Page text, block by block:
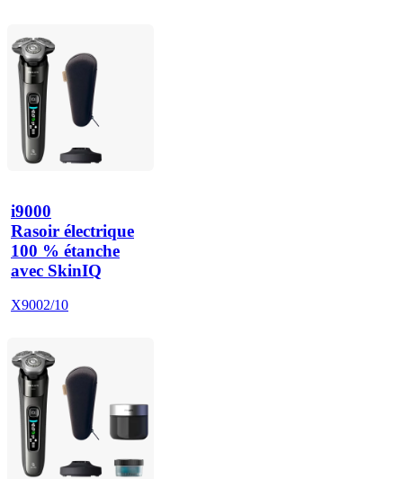
i9000
Rasoir électrique
100 % étanche
avec SkinIQ
X9002/10